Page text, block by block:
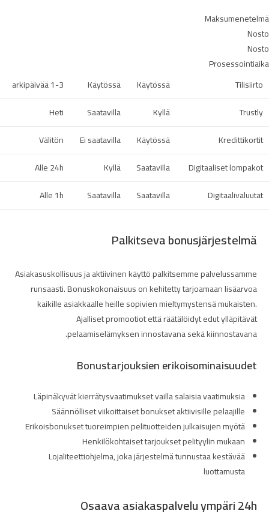
Maksumenetelmä
Nosto
Nosto
Prosessointiaika
Tilisiirto
Käytössä
Käytössä
1-3 arkipäivää
Trustly
Kyllä
Saatavilla
Heti
Kredittikortit
Käytössä
Ei saatavilla
Välitön
Digitaaliset lompakot
Saatavilla
Kyllä
Alle 24h
Digitaalivaluutat
Saatavilla
Saatavilla
Alle 1h
Palkitseva bonusjärjestelmä
Asiakasuskollisuus ja aktiivinen käyttö palkitsemme palvelussamme
runsaasti. Bonuskokonaisuus on kehitetty tarjoamaan lisäarvoa
kaikille asiakkaalle heille sopivien mieltymystensä mukaisten.
Ajalliset promootiot että räätälöidyt edut ylläpitävät
pelaamiselämyksen innostavana sekä kiinnostavana.
Bonustarjouksien erikoisominaisuudet
Läpinäkyvät kierrätysvaatimukset vailla salaisia vaatimuksia
Säännölliset viikoittaiset bonukset aktiivisille pelaajille
Erikoisbonukset tuoreimpien pelituotteiden julkaisujen myötä
Henkilökohtaiset tarjoukset pelityylin mukaan
Lojaliteettiohjelma, joka järjestelmä tunnustaa kestävää
luottamusta
Osaava asiakaspalvelu ympäri 24h